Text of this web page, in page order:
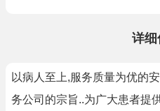
详细
以病人至上,服务质量为优的
务公司的宗旨..为广大患者提